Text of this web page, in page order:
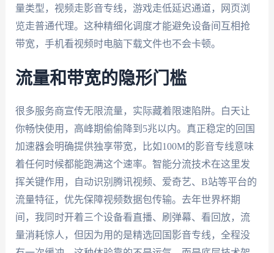
量类型，视频走影音专线，游戏走低延迟通道，网页浏
览走普通代理。这种精细化调度才能避免设备间互相抢
带宽，手机看视频时电脑下载文件也不会卡顿。
流量和带宽的隐形门槛
很多服务商宣传无限流量，实际藏着限速陷阱。白天让
你畅快使用，高峰期偷偷降到5兆以内。真正稳定的回国
加速器会明确提供独享带宽，比如100M的影音专线意味
着任何时候都能跑满这个速率。智能分流技术在这里发
挥关键作用，自动识别腾讯视频、爱奇艺、B站等平台的
流量特征，优先保障视频数据包传输。去年世界杯期
间，我同时开着三个设备看直播、刷弹幕、看回放，流
量消耗惊人，但因为用的是精选回国影音专线，全程没